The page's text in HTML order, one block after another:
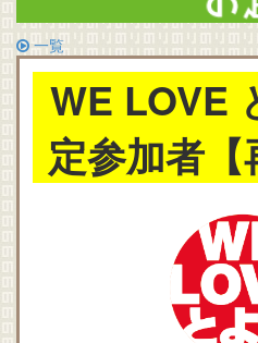
一覧
WE LOVE
定参加者【